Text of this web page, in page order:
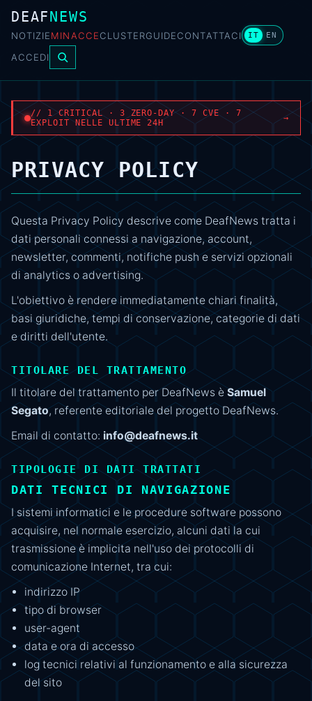
DEAFNEWS
NOTIZIEMINACCECLUSTERGUIDECONTATTACI IT EN
ACCEDI
// 1 CRITICAL · 3 ZERO-DAY · 7 CVE · 7
EXPLOIT NELLE ULTIME 24H
→
PRIVACY POLICY
Questa Privacy Policy descrive come DeafNews tratta i
dati personali connessi a navigazione, account,
newsletter, commenti, notifiche push e servizi opzionali
di analytics o advertising.
L'obiettivo è rendere immediatamente chiari finalità,
basi giuridiche, tempi di conservazione, categorie di dati
e diritti dell'utente.
TITOLARE DEL TRATTAMENTO
Il titolare del trattamento per DeafNews èSamuel
Segato, referente editoriale del progetto DeafNews.
Email di contatto: info@deafnews.it
TIPOLOGIE DI DATI TRATTATI
DATI TECNICI DI NAVIGAZIONE
I sistemi informatici e le procedure software possono
acquisire, nel normale esercizio, alcuni dati la cui
trasmissione è implicita nell'uso dei protocolli di
comunicazione Internet, tra cui:
indirizzo IP
tipo di browser
user-agent
data e ora di accesso
log tecnici relativi al funzionamento e alla sicurezza
del sito